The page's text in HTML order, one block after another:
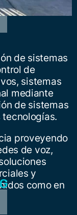
de sistemas
de
sistemas
mediante
de sistemas
tecnologías.
proveyendo
de voz,
y
como en